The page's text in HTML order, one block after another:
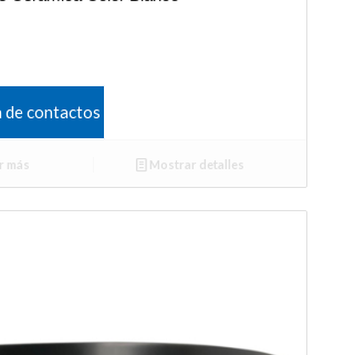
de contactos
más Mostrar detalles